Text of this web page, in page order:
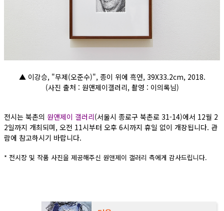
▲ 이강승, "무제(오준수)", 종이 위에 흑연, 39X33.2cm, 2018.
(사진 출처 : 원앤제이갤러리, 촬영 : 이의록님)
전시는 북촌의 원앤제이 갤러리(서울시 종로구 북촌로 31-14)에서 12월 2
2일까지 개최되며, 오전 11시부터 오후 6시까지 휴일 없이 개장됩니다. 관
람에 참고하시기 바랍니다.
* 전시장 및 작품 사진을 제공해주신 원앤제이 갤러리 측에게 감사드립니다.